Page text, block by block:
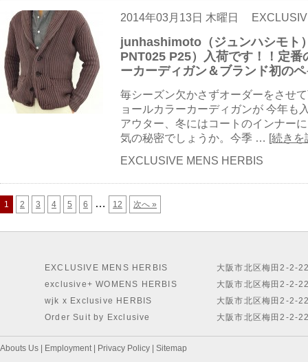
2014年03月13日 木曜日
junhashimoto（ジュンハシモト
PNT025 P25）入荷です！！定
ーカーディガン＆ブランド初の
毎シーズン欠かさずオーダーをさせ
ョールカラーカーディガンが 今年も
アウター、冬にはコートのインナー
気の秘密でしょうか。今季 … [続きを
EXCLUSIVE MENS HERBIS
1 2 3 4 5 6 … 12 次へ »
EXCLUSIVE MENS HERBIS
exclusive+ WOMENS HERBIS
wjk x Exclusive HERBIS
Order Suit by Exclusive
大阪市北区梅田2-2-
大阪市北区梅田2-2-
大阪市北区梅田2-2-
大阪市北区梅田2-2-
Abouts Us Employment| Privacy Policy Sitemap